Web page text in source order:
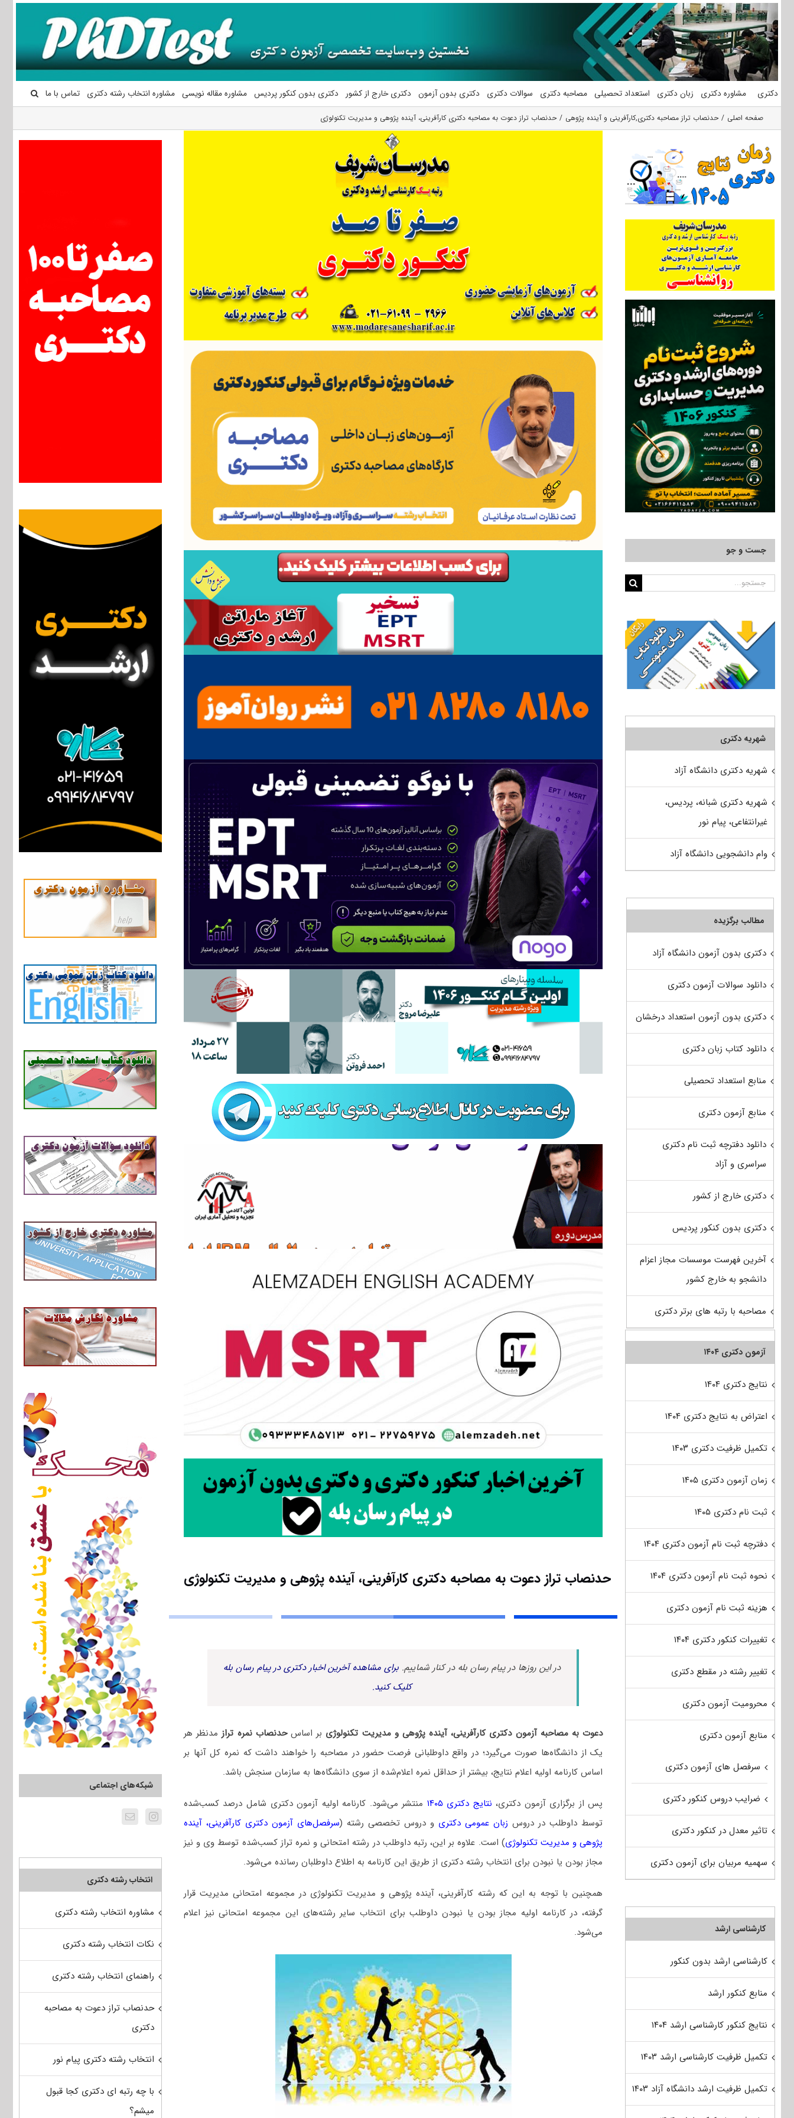
محتوا
دکتری مشاوره دکتری زبان دکتری استعداد تحصیلی مصاحبه دکتری سوالات دکتری دکتری بدون آزمون دکتری خارج از کشور دکتری بدون کنکور پردیس مشاوره مقاله نویسی مشاوره انتخاب رشته دکتری تماس با ما
صفحه اصلی حدنصاب تراز مصاحبه دکتری,کارآفرینی و آینده پژوهی حدنصاب تراز دعوت به مصاحبه دکتری کارآفرینی، آینده پژوهی و مدیریت تکنولوژی
حدنصاب تراز دعوت به مصاحبه دکتری کارآفرینی، آینده پژوهی و مدیریت تکنولوژی
در این روزها در پیام رسان بله در کنار شماییم. برای مشاهده آخرین اخبار دکتری در پیام رسان بله
کلیک کنید.
دعوت به مصاحبه آزمون دکتری کارآفرینی، آینده پژوهی و مدیریت تکنولوژی بر اساسحدنصاب نمره ترازمدنظر هر
یک از دانشگاه‌ها صورت می‌گیرد؛ در واقع داوطلبانی فرصت حضور در مصاحبه را خواهند داشت که نمره کل آنها بر
اساس کارنامه اولیه اعلام نتایج، بیشتر از حداقل نمره اعلام‌شده از سوی دانشگاه‌ها به سازمان سنجش باشد.
پس از برگزاری آزمون دکتری، نتایج دکتری ۱۴۰۵
منتشر می‌شود. کارنامه اولیه آزمون دکتری شامل درصد کسب‌شده
توسط داوطلب در دروس زبان عمومی دکتری و دروس تخصصی رشته (سرفصل‌های آزمون دکتری کارآفرینی، آینده
پژوهی و مدیریت تکنولوژی) است. علاوه بر این، رتبه داوطلب در رشته امتحانی و نمره تراز کسب‌شده توسط وی و نیز
مجاز بودن یا نبودن برای انتخاب رشته دکتری از طریق این کارنامه به اطلاع داوطلبان رسانده می‌شود.
همچنین با توجه به این که رشته کارآفرینی، آینده پژوهی و مدیریت تکنولوژی در مجموعه امتحانی مدیریت قرار
گرفته، در کارنامه اولیه مجاز بودن یا نبودن داوطلب برای انتخاب سایر رشته‌های این مجموعه امتحانی نیز اعلام
می‌شود.
شبکه‌های اجتماعی
انتخاب رشته دکتری
مشاوره انتخاب رشته دکتری
نکات انتخاب رشته دکتری
راهنمای انتخاب رشته دکتری
حدنصاب تراز دعوت به مصاحبه
دکتری
انتخاب رشته دکتری پیام نور
با چه رتبه ای دکتری کجا قبول
میشم؟
جست و جو
جستجو
شهریه دکتری
شهریه دکتری دانشگاه آزاد
شهریه دکتری شبانه، پردیس،
غیرانتفاعی، پیام نور
وام دانشجویی دانشگاه آزاد
مطالب برگزیده
دکتری بدون آزمون دانشگاه آزاد
دانلود سوالات آزمون دکتری
دکتری بدون آزمون استعداد درخشان
دانلود کتاب زبان دکتری
منابع استعداد تحصیلی
منابع آزمون دکتری
دانلود دفترچه ثبت نام دکتری
سراسری و آزاد
دکتری خارج از کشور
دکتری بدون کنکور پردیس
آخرین فهرست موسسات مجاز اعزام
دانشجو به خارج کشور
مصاحبه با رتبه های برتر دکتری
آزمون دکتری ۱۴۰۴
نتایج دکتری ۱۴۰۴
اعتراض به نتایج دکتری ۱۴۰۴
تکمیل ظرفیت دکتری ۱۴۰۳
زمان آزمون دکتری ۱۴۰۵
ثبت نام دکتری ۱۴۰۵
دفترچه ثبت نام آزمون دکتری ۱۴۰۴
نحوه ثبت نام آزمون دکتری ۱۴۰۴
هزینه ثبت نام آزمون دکتری
تغییرات کنکور دکتری ۱۴۰۴
تغییر رشته در مقطع دکتری
محرومیت آزمون دکتری
منابع آزمون دکتری
سرفصل های آزمون دکتری
ضرایب دروس کنکور دکتری
تاثیر معدل در کنکور دکتری
سهمیه مربیان برای آزمون دکتری
کارشناسی ارشد
کارشناسی ارشد بدون کنکور
منابع کنکور ارشد
نتایج کنکور کارشناسی ارشد ۱۴۰۴
تکمیل ظرفیت کارشناسی ارشد ۱۴۰۳
تکمیل ظرفیت ارشد دانشگاه آزاد ۱۴۰۳